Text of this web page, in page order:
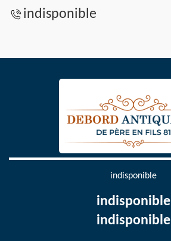
indisponible
indisponible
indisponible
indisponible